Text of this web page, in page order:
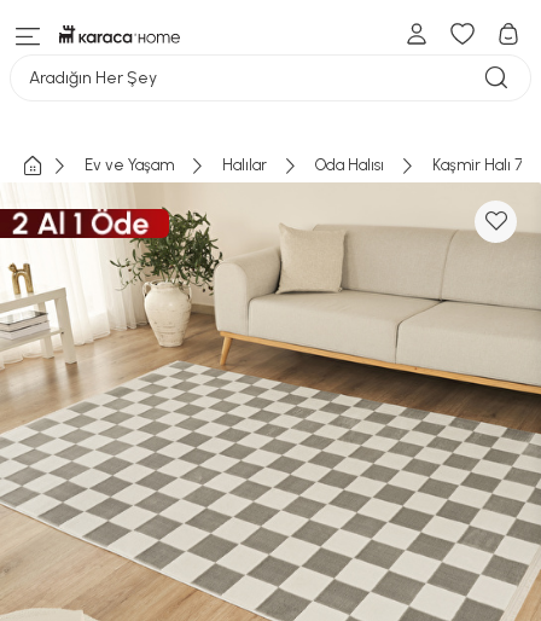
Aradığın Her Şey
Ev ve Yaşam Halılar Oda Halısı Kaşmir Halı 7/